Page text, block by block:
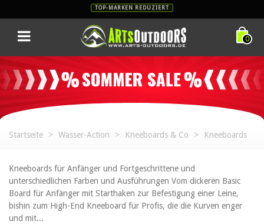
TOP-MARKEN REDUZIERT
0
Startseite > Wasser-Action > Kneeboards & Co > Kneeboards
Kneeboards für Anfänger und Fortgeschrittene und
unterschiedlichen Farben und Ausführungen Vom dickeren Basic
Board für Anfänger mit Starthaken zur Befestigung einer Leine,
bishin zum High-End Kneeboard für Profis, die die Kurven enger
und mit...